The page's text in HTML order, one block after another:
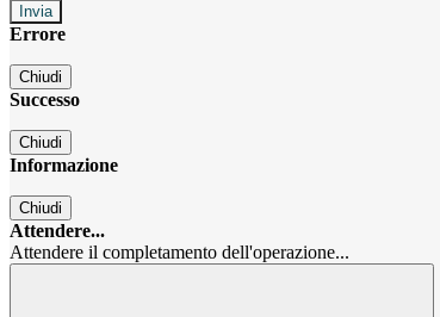
Errore
Chiudi
Successo
Chiudi
Informazione
Chiudi
Attendere...
Attendere il completamento dell'operazione...